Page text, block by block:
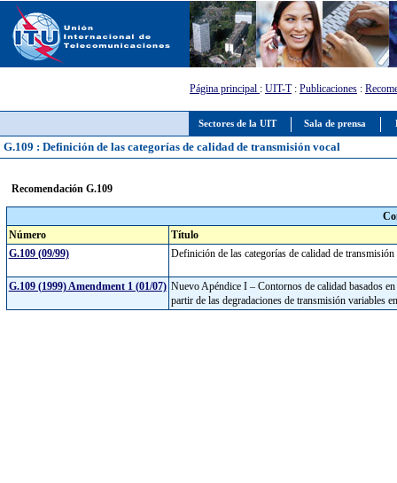
Sectores de la UIT Sala de prensa
Página principal : UIT-T: Publicaciones :
G.109 : Definición de las categorías de calidad de transmisión vocal
Recomendación G.109
Número
Título
G.109 (09/99)
Definición de las categorías de calidad de
G.109 (1999) Amendment 1 (01/07) Nuevo Apéndice I – Contornos de calidad basados
partir de las degradaciones de transmisión variables